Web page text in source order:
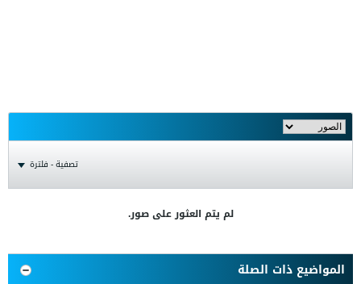
تصفية - فلترة
لم يتم العثور على صور.
المواضيع ذات الصلة